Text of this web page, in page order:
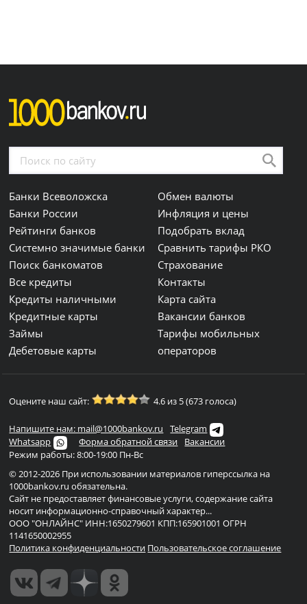
Банки Всеволожска
Банки России
Рейтинги банков
Системно значимые банки
Поиск банкоматов
Все кредиты
Кредиты наличными
Кредитные карты
Займы
Дебетовые карты
Обмен валюты
Инфляция и цены
Подобрать вклад
Сравнить тарифы РКО
Страхование
Контакты
Карта сайта
Вакансии банков
Тарифы мобильных
операторов
Оцените наш сайт: 4.6 из 5 (673 голоса)
Напишите нам: mail@1000bankov.ru
Telegram
Whatsapp
Форма обратной связи
Вакансии
Режим работы: 8:00-19:00 Пн-Вс
© 2012-2026 При использовании материалов гиперссылка на
1000bankov.ru обязательна.
Сайт не предоставляет финансовые услуги, содержание сайта
носит информационно-справочный характер...
ООО "ОНЛАЙНС" ИНН:1650279601 КПП:165901001 ОГРН
1141650002955
Политика конфиденциальности Пользовательское соглашение